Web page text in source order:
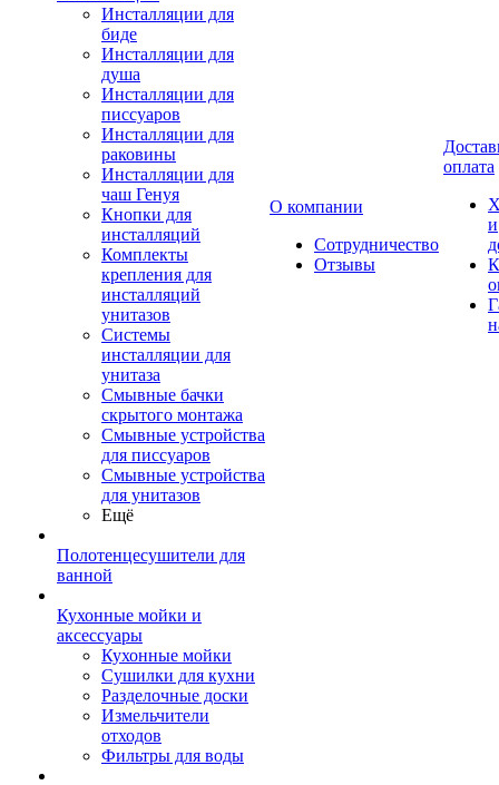
Инсталляции для
биде
Инсталляции для
душа
Инсталляции для
писсуаров
Инсталляции для
раковины
Инсталляции для
чаш Генуя
Кнопки для
инсталляций
Комплекты
крепления для
инсталляций
унитазов
Системы
инсталляции для
унитаза
Смывные бачки
скрытого монтажа
Смывные устройства
для писсуаров
Смывные устройства
для унитазов
Ещё
Полотенцесушители для
ванной
Кухонные мойки и
аксессуары
Кухонные мойки
Сушилки для кухни
Разделочные доски
Измельчители
отходов
Фильтры для воды
О компании
Сотрудничество
Отзывы
оплата
и